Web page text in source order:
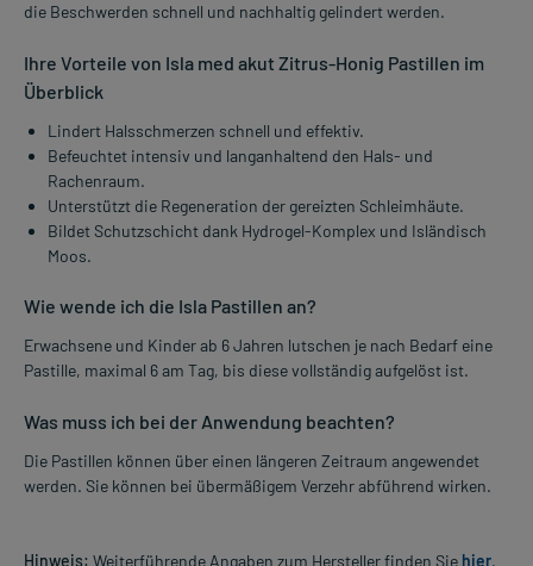
die Beschwerden schnell und nachhaltig gelindert werden.
Ihre Vorteile von Isla med akut Zitrus-Honig Pastillen im
Überblick
Lindert Halsschmerzen schnell und effektiv.
Befeuchtet intensiv und langanhaltend den Hals- und
Rachenraum.
Unterstützt die Regeneration der gereizten Schleimhäute.
Bildet Schutzschicht dank Hydrogel-Komplex und Isländisch
Moos.
Wie wende ich die Isla Pastillen an?
Erwachsene und Kinder ab 6 Jahren lutschen je nach Bedarf eine
Pastille, maximal 6 am Tag, bis diese vollständig aufgelöst ist.
Was muss ich bei der Anwendung beachten?
Die Pastillen können über einen längeren Zeitraum angewendet
werden. Sie können bei übermäßigem Verzehr abführend wirken.
Hinweis: Weiterführende Angaben zum Hersteller finden Sie hier.